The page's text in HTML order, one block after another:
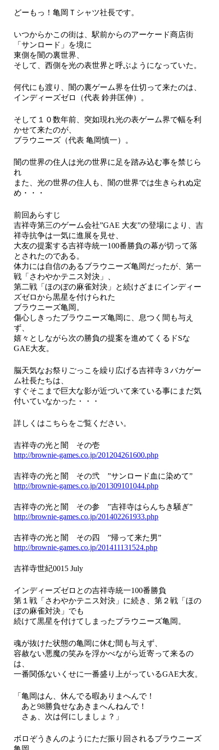
どーもっ！亀岡Ｔシャツ社長です。
いつからかこの街は、駅前からのアーケード商店街
「サンロード」を境に
東側を闇の裏世界、
そして、西側を光の表世界と呼ぶようになっていた。
何代にも渡り、闇の裏ゲーム界を仕切って来たのは、
インディーズゼロ（代表 鈴井匡伸）。
そして１０数年前、突如現れ光の表ゲーム界で幅を利
かせて来たのが、
ブラウニーズ（代表 亀岡慎一）。
闇の世界の住人は光の世界に足を踏み込む事を禁じら
れ
また、光の世界の住人も、闇の世界では生きられぬ定
め・・・
前回あらすじ
吉祥寺第三のゲーム会社”GAE 大友”の登場により、吉
祥寺抗争は一気に進展を見せ、
大友の提案する吉祥寺統一100番勝負の幕が切って落
とされたのである。
体力には自信のあるブラウニーズ亀岡だったが、第一
戦「さわやかテニス対決」、
第二戦「ほのぼの麻雀対決」と続けざまにインディー
ズゼロから黒星を付けられた
ブラウニーズ亀岡。
傷心しきったブラウニーズ亀岡に、息つく間も与え
ず、
嬉々としながら次の勝負の提案を進めてくるドSな
GAE大友。
脳天気なお祭りごっこを繰り広げる吉祥寺３バカゲー
ム社長たちは、
すぐそこまで巨大な影が近づいて来ている事にまだ気
付いていなかった・・・
詳しくはこちらをご覧ください。
吉祥寺の光と闇 その壱
http://brownie-games.co.jp/201204261600.php
吉祥寺の光と闇 その弐 ”サンロード血に染めて”
http://brownie-games.co.jp/201309101044.php
吉祥寺の光と闇 その参 ”吉祥寺はらんちき騒ぎ”
http://brownie-games.co.jp/201402261933.php
吉祥寺の光と闇 その四 ”帰って来た男”
http://brownie-games.co.jp/201411131524.php
吉祥寺世紀0015 July
インディーズゼロとの吉祥寺統一100番勝負
第１戦「さわやかテニス対決」に続き、第２戦「ほの
ぼの麻雀対決」でも
続けて黒星を付けてしまったブラウニーズ亀岡。
魂が抜けた状態の亀岡に休む間も与えず、
容赦ない悪魔の笑みを浮かべながら近寄って来るの
は、
一番関係ないくせに一番盛り上がっているGAE大友。
「亀岡はん、休んでる暇ありまへんで！
あと98勝負せなあきまへんねんで！
さぁ、次は何にしましょ？」
ボロぞうきんのようにただ振り回されるブラウニーズ